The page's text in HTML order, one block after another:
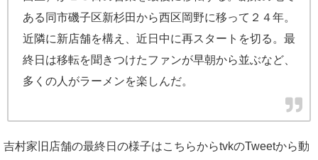
ある同市磯子区新杉田から西区岡野に移って２４年。
近隣に新店舗を構え、近日中に再スタートを切る。最
終日は移転を聞きつけたファンが早朝から並ぶなど、
多くの人がラーメンを楽しんだ。
吉村家旧店舗の最終日の様子はこちらからtvkのTweetから動